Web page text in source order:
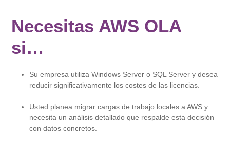
Necesitas AWS OLA
si…
Su empresa utiliza Windows Server o SQL Server y desea
reducir significativamente los costes de las licencias.
Usted planea migrar cargas de trabajo locales a AWS y
necesita un análisis detallado que respalde esta decisión
con datos concretos.